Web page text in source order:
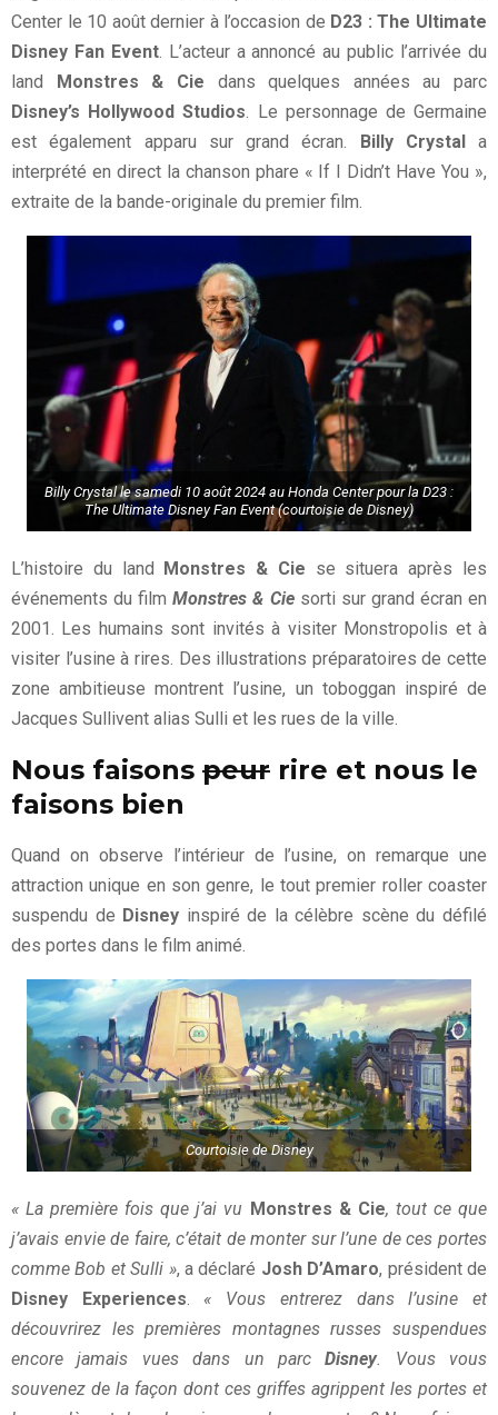
Center le 10 août dernier à l’occasion de D23 : The Ultimate
Disney Fan Event. L’acteur a annoncé au public l’arrivée du
land Monstres & Cie dans quelques années au parc
Disney’s Hollywood Studios . Le personnage de Germaine
est également apparu sur grand écran.
Billy Crystala
interprété en direct la chanson phare « If I Didn’t Have You »,
extraite de la bande-originale du premier film.
Billy Crystal le samedi 10 août 2024 au Honda Center pour la D23 :
The Ultimate Disney Fan Event (courtoisie de Disney)
L’histoire du land Monstres & Cie se situera après les
événements du filmMonstres & Cie sorti sur grand écran en
2001. Les humains sont invités à visiter Monstropolis et à
visiter l’usine à rires. Des illustrations préparatoires de cette
zone ambitieuse montrent l’usine, un toboggan inspiré de
Jacques Sullivent alias Sulli et les rues de la ville.
Nous faisons peur rire et nous le
faisons bien
Quand on observe l’intérieur de l’usine, on remarque une
attraction unique en son genre, le tout premier roller coaster
suspendu de Disney inspiré de la célèbre scène du défilé
des portes dans le film animé.
Courtoisie de Disney
« La première fois que j’ai vu Monstres & Cie, tout ce que
j’avais envie de faire, c’était de monter sur l’une de ces portes
comme Bob et Sulli », a déclaré Josh D’Amaro, président de
Disney Experiences. « Vous entrerez dans l’usine et
découvrirez les premières montagnes russes suspendues
encore jamais vues dans un parcDisney. Vous vous
souvenez de la façon dont ces griffes agrippent les portes et